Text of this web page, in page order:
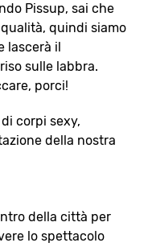
Pissup, sai che
quindi siamo
lascerà il
sulle labbra.
porci!
corpi sexy,
della nostra
della città per
lo spettacolo